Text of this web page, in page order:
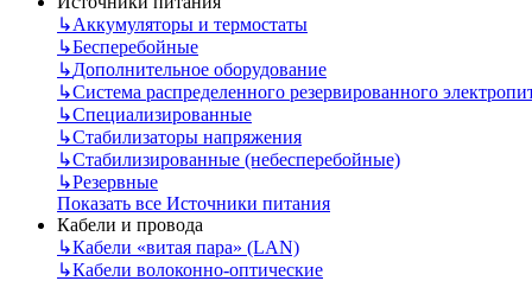
↳Аккумуляторы и термостаты
↳Бесперебойные
↳Дополнительное оборудование
↳Система распределенного резервированного
↳Специализированные
↳Стабилизаторы напряжения
↳Стабилизированные (небесперебойные)
↳Резервные
Показать все Источники питания
Кабели и провода
↳Кабели «витая пара» (LAN)
↳Кабели волоконно-оптические